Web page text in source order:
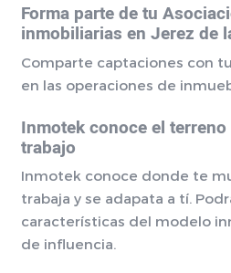
Forma parte de tu
inmobiliarias en Jerez de
Comparte captaciones con
en las operaciones de
Inmotek conoce el
trabajo
Inmotek conoce donde te
trabaja y se adapata a tí.
características del modelo
de influencia.